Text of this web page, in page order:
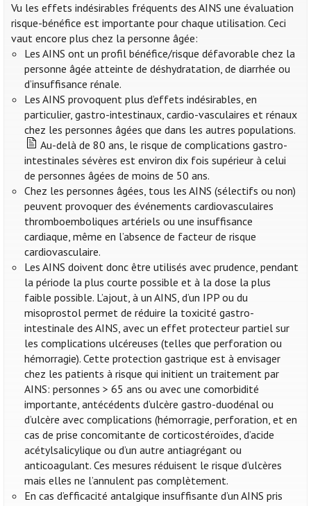
Vu les effets indésirables fréquents des AINS une évaluation
risque-bénéfice est importante pour chaque utilisation. Ceci
vaut encore plus chez la personne âgée:
Les AINS ont un profil bénéfice/risque défavorable chez la
personne âgée atteinte de déshydratation, de diarrhée ou
d’insuffisance rénale.
Les AINS provoquent plus d’effets indésirables, en
particulier, gastro-intestinaux, cardio-vasculaires et rénaux
chez les personnes âgées que dans les autres populations.
Au-delà de 80 ans, le risque de complications gastro-
intestinales sévères est environ dix fois supérieur à celui
de personnes âgées de moins de 50 ans.
Chez les personnes âgées, tous les AINS (sélectifs ou non)
peuvent provoquer des événements cardiovasculaires
thromboemboliques artériels ou une insuffisance
cardiaque, même en l’absence de facteur de risque
cardiovasculaire.
Les AINS doivent donc être utilisés avec prudence, pendant
la période la plus courte possible et à la dose la plus
faible possible. L’ajout, à un AINS, d’un IPP ou du
misoprostol permet de réduire la toxicité gastro-
intestinale des AINS, avec un effet protecteur partiel sur
les complications ulcéreuses (telles que perforation ou
hémorragie). Cette protection gastrique est à envisager
chez les patients à risque qui initient un traitement par
AINS: personnes > 65 ans ou avec une comorbidité
importante, antécédents d’ulcère gastro-duodénal ou
d’ulcère avec complications (hémorragie, perforation, et en
cas de prise concomitante de corticostéroïdes, d’acide
acétylsalicylique ou d’un autre antiagrégant ou
anticoagulant. Ces mesures réduisent le risque d’ulcères
mais elles ne l’annulent pas complètement.
En cas d’efficacité antalgique insuffisante d’un AINS pris